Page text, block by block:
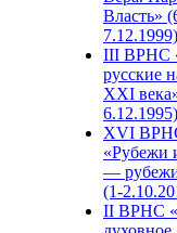
Власть»
7.12.1999)
III ВРНС
русские
XXI
6.12.1995)
XVI
«Рубежи
—
(1-
II ВРНС